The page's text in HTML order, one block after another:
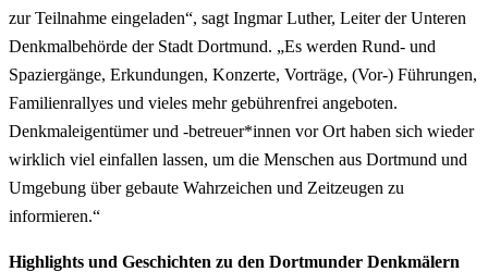
zur Teilnahme eingeladen“, sagt Ingmar Luther, Leiter der Unteren
Denkmalbehörde der Stadt Dortmund. „Es werden Rund- und
Spaziergänge, Erkundungen, Konzerte, Vorträge, (Vor-) Führungen,
Familienrallyes und vieles mehr gebührenfrei angeboten.
Denkmaleigentümer und -betreuer*innen vor Ort haben sich wieder
wirklich viel einfallen lassen, um die Menschen aus Dortmund und
Umgebung über gebaute Wahrzeichen und Zeitzeugen zu
informieren.“
Highlights und Geschichten zu den Dortmunder Denkmälern